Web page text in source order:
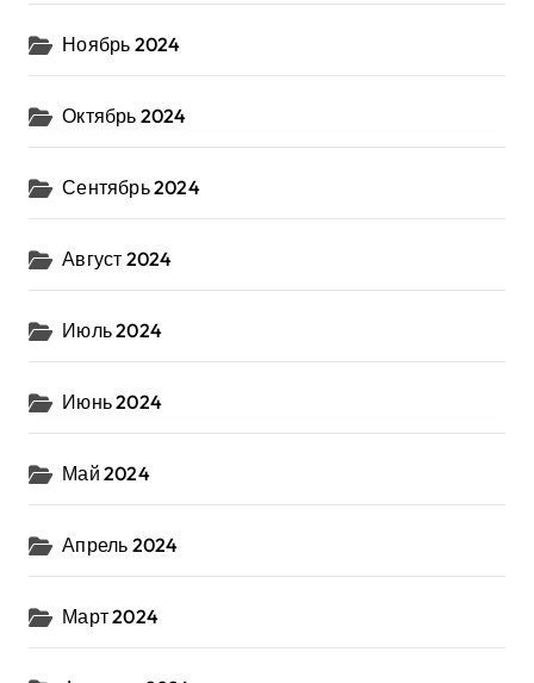
Ноябрь 2024
Октябрь 2024
Сентябрь 2024
Август 2024
Июль 2024
Июнь 2024
Май 2024
Апрель 2024
Март 2024